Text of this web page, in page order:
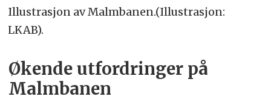
Illustrasjon av Malmbanen.(Illustrasjon:
LKAB).
Økende utfordringer på
Malmbanen